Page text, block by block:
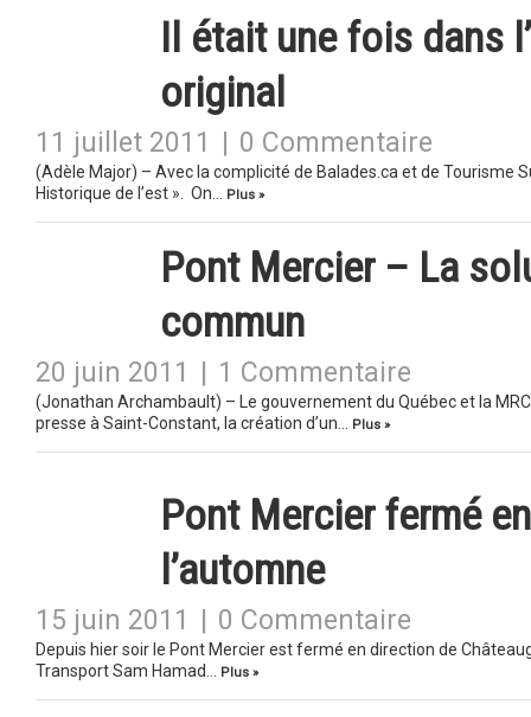
Il était une fois dans
original
11 juillet 2011 0 Commentaire
(Adèle Major) – Avec la complicité de Balades.ca et de Tourisme
Historique de l’est ». On…
Plus »
Pont Mercier – La
commun
20 juin 2011 1 Commentaire
(Jonathan Archambault) – Le gouvernement du Québec et la
presse à Saint-Constant, la création d’un…
Plus »
Pont Mercier fermé
l’automne
15 juin 2011 0 Commentaire
Depuis hier soir le Pont Mercier est fermé en direction de
Transport Sam Hamad…
Plus »